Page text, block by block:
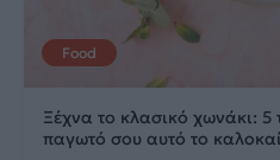
Food
Ξέχνα το κλασικό χωνάκι: 5
παγωτό σου αυτό το